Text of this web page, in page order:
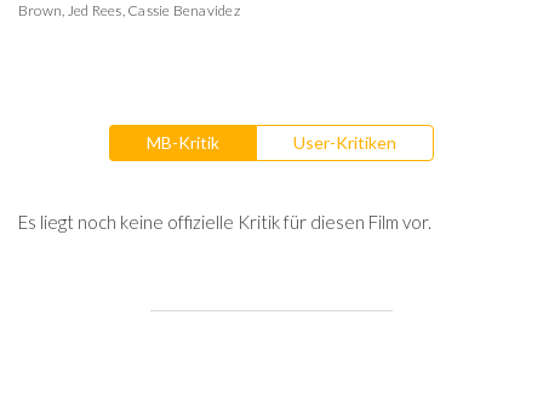
Brown, Jed Rees, Cassie Benavidez
MB-Kritik User-Kritiken
Es liegt noch keine offizielle Kritik für diesen Film vor.